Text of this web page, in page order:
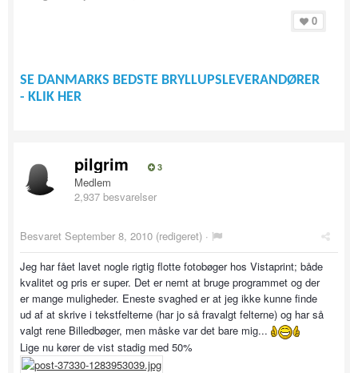
0
SE DANMARKS BEDSTE BRYLLUPSLEVERANDØRER
- KLIK HER
pilgrim 3
Medlem
2,937 besvarelser
Besvaret September 8, 2010 (redigeret) ·
Jeg har fået lavet nogle rigtig flotte fotobøger hos Vistaprint; både
kvalitet og pris er super. Det er nemt at bruge programmet og der
er mange muligheder. Eneste svaghed er at jeg ikke kunne finde
ud af at skrive i tekstfelterne (har jo så fravalgt felterne) og har så
valgt rene Billedbøger, men måske var det bare mig...
Lige nu kører de vist stadig med 50%